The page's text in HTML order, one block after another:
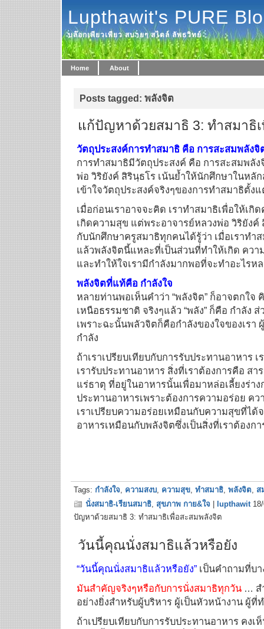
Lupthawit's PURE
บล๊อกเพียวเพียว สบายๆ สไตล์ ลัพธวิทย์
Home About
Posts tagged: พลังจิต
แก้ปัญหาด้วยสมาธิ 3: ทำสมาธิ
วัตถุประสงค์การทำสมาธิ คือ การสะสมพลังจิ
การทำสมาธิมีวัตถุประสงค์ คือ การสะสมพลัง
พ่อ วิริยังค์ สิรินฺธโร เน้นย้ำให้นักศึกษาในหลั
เข้าใจวัตถุประสงค์จริงๆของการทำสมาธิตั้ง
เมื่อก่อนเราอาจจะคิด เราทำสมาธิเพื่อให้เกิ
เกิดความสุข แต่พระอาจารย์หลวงพ่อ วิริยังค์
กับนักศึกษาครูสมาธิทุกคนได้รู้ว่า เมื่อเราทำ
แล้วพลังจิตนี้แหละที่เป็นส่วนที่ทำให้เกิด คว
และทำให้ใจเรามีกำลังมากพอที่จะทำอะไรห
พลังจิตที่แท้คือ กำลังใจ
หลายท่านพอเห็นคำว่า “พลังจิต” ก็อาจตกใจ
เหนือธรรมชาติ จริงๆแล้ว “พลัง” ก็คือ กำลัง ส่
เพราะฉะนั้นพลัวจิตก็คือกำลังของใจของเร
กำลัง
ถ้าเราเปรียบเทียบกับการรับประทานอาหาร
เรารับประทานอาหาร สิ่งที่เราต้องการคือ ส
แร่ธาตุ ที่อยู่ในอาหารนั้นเพื่อมาหล่อเลี้ยงร่าง
ประทานอาหารเพราะต้องการความอร่อย ค
เราเปรียบความอร่อยเหมือนกับความสุขที่ได้
อาหารเหมือนกับพลังจิตซึ่งเป็นสิ่งที่เราต้องก
Tags: กำลังใจ, ความสงบ, ความสุข, ทำสมาธิ, พลังจิต, ส
นั่งสมาธิ-เรียนสมาธิ, สุขภาพ กาย&ใจ lupthawit18/
ปัญหาด้วยสมาธิ 3: ทำสมาธิเพื่อสะสมพลังจิต
วันนี้คุณนั่งสมาธิแล้วหรือยัง
“วันนี้คุณนั่งสมาธิแล้วหรือยัง” เป็นคำถามที่บ
มันสำคัญจริงๆหรือกับการนั่งสมาธิทุกวัน … ส
อย่างยิ่งสำหรับผู้บริหาร ผู้เป็นหัวหน้างาน ผู้ที่
ถ้าเปรียบเทียบกับการรับประทานอาหาร คง